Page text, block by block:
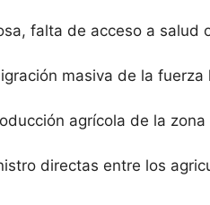
falta de acceso a salud
masiva de la fuerza
agrícola de la zona
directas entre los